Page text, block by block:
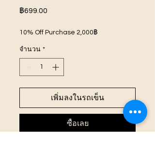
฿699.00
10% Off Purchase 2,000฿
จำนวน *
เพิ่มลงในรถเข็น
ซื้อเลย